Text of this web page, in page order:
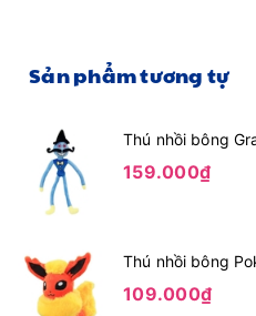
Sản phẩm tương tự
Thú nhồi bông
159.000₫
Thú nhồi bông
109.000₫